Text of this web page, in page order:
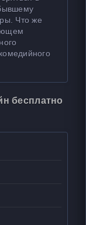
Что же
бесплатно